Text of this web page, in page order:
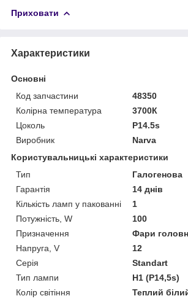
Приховати
Характеристики
Основні
Код запчастини
48350
Колірна температура
3700К
Цоколь
P14.5s
Виробник
Narva
Користувальницькі характеристики
Тип
Галогенова
Гарантія
14 днів
Кількість ламп у пакованні
1
Потужність, W
100
Призначення
Фари
Напруга, V
12
Серія
Standart
Тип лампи
H1 (P14,5s)
Колір світіння
Теплий